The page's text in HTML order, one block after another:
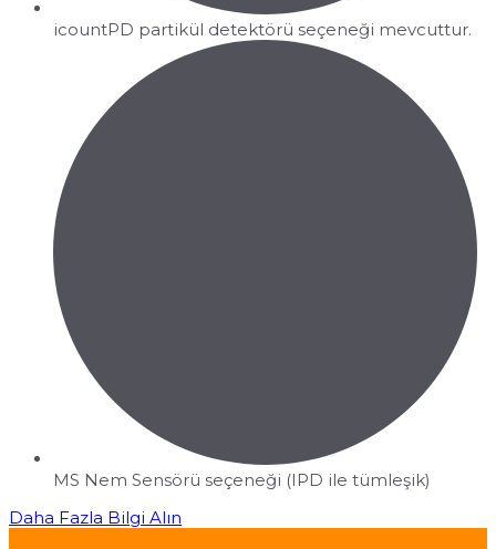
icountPD partikül detektörü seçeneği mevcuttur.
MS Nem Sensörü seçeneği (IPD ile tümleşik)
Daha Fazla Bilgi Alın